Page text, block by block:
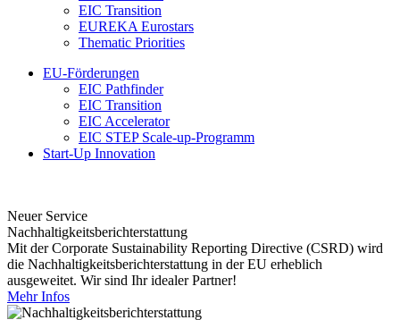
EIC Transition
EUREKA Eurostars
Thematic Priorities
EU-Förderungen
EIC Pathfinder
EIC Transition
EIC Accelerator
EIC STEP Scale-up-Programm
Start-Up Innovation
Neuer Service
Nachhaltigkeitsberichterstattung
Mit der Corporate Sustainability Reporting Directive (CSRD) wird
die Nachhaltigkeitsberichterstattung in der EU erheblich
ausgeweitet. Wir sind Ihr idealer Partner!
Mehr Infos